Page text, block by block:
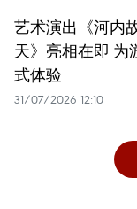
艺术演出《河内
天》亮相在即 为
式体验
31/07/2026 12:10